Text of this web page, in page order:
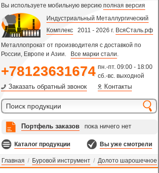
Вы используете мобильную версию полная версия
Индустриальный Металлургический
Комплекс 2011 - 2026 г. ВсяСталь.рф
Металлопрокат от производителя с доставкой по
России, Европе и Азии.
Все марки стали.
+78123631674 пн.-пт. 09:00 - 18:00
сб.-вс. выходной
Заказать обратный звонок Контакты
Портфель заказов пока ничего нет
Каталог продукции Вы уже смотрели
Главная / Буровой инструмент / Долото шарошечное